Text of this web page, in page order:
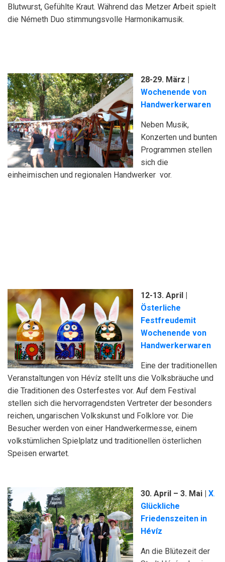
Blutwurst, Gefühlte Kraut. Während das Metzer Arbeit spielt
die Németh Duo stimmungsvolle Harmonikamusik.
28-29. März |
Wochenende von
Handwerkerwaren
Neben Musik,
Konzerten und bunten
Programmen stellen
sich die
einheimischen und regionalen Handwerker vor.
12-13. April |
Österliche
Festfreudemit
Wochenende von
Handwerkerwaren
Eine der traditionellen
Veranstaltungen von Hévíz stellt uns die Volksbräuche und
die Traditionen des Osterfestes vor. Auf dem Festival
stellen sich die hervorragendsten Vertreter der besonders
reichen, ungarischen Volkskunst und Folklore vor. Die
Besucher werden von einer Handwerkermesse, einem
volkstümlichen Spielplatz und traditionellen österlichen
Speisen erwartet.
30. April – 3. Mai | X.
Glückliche
Friedenszeiten in
Hévíz
An die Blütezeit der